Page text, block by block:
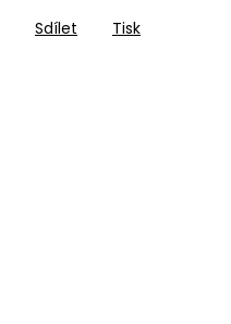
Tisk
Sdílet